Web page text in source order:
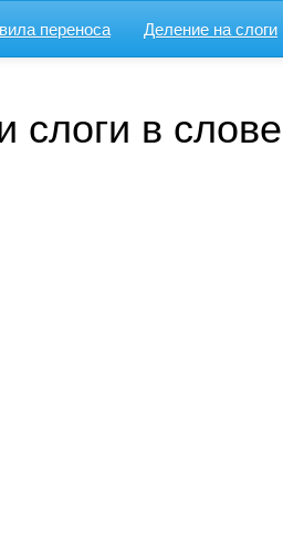
переноса Деление на слоги
слоги в